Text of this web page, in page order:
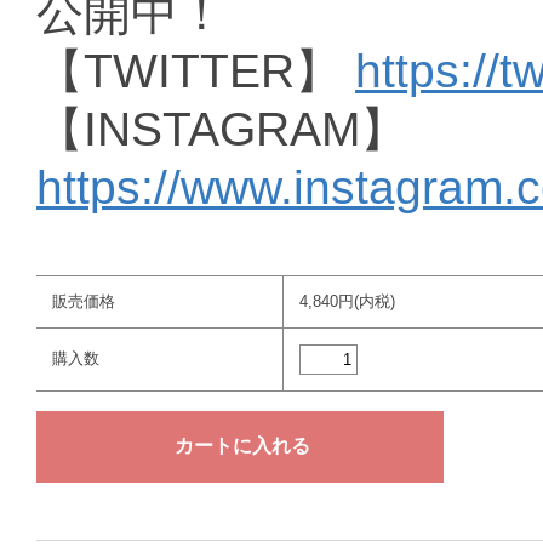
公開中！
【TWITTER】 https://
【INSTAGRAM】
https://
販売価格 4,840円(内税)
購入数